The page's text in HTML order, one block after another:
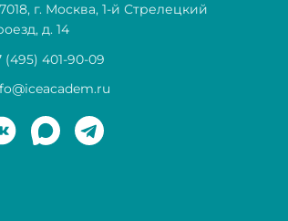
г. Москва, 1-й Стрелецкий
д. 14
(495) 401-90-09